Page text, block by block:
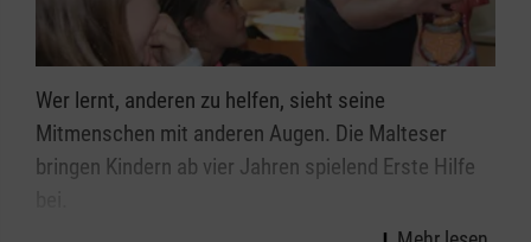
Wer lernt, anderen zu helfen, sieht seine
Mitmenschen mit anderen Augen. Die Malteser
bringen Kindern ab vier Jahren spielend Erste Hilfe